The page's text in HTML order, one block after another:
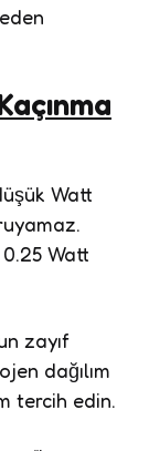
Watt
0.25 Watt
zayıf
dağılım
tercih edin.